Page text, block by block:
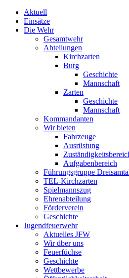
Aktuell
Einsätze
Die Wehr
Gesamtwehr
Abteilungen
Kirchzarten
Burg
Geschichte
Mannschaft
Zarten
Geschichte
Mannschaft
Kommandanten
Wir bieten
Fahrzeuge
Ausrüstung
Aufgabenbereich
Führungsgruppe
TEL-Kirchzarten
Spielmannszug
Ehrenabteilung
Förderverein
Geschichte
Jugendfeuerwehr
Aktuelles JFW
Wir über uns
Feuerfüchse
Geschichte
Wettbewerbe